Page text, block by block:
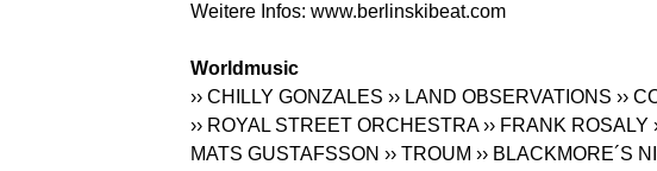
Weitere Infos: www.berlinskibeat.com
Worldmusic
›› CHILLY GONZALES ›› LAND OBSERVATIONS ››
›› ROYAL STREET ORCHESTRA ›› FRANK ROSALY
MATS GUSTAFSSON ›› TROUM ›› BLACKMORE´S